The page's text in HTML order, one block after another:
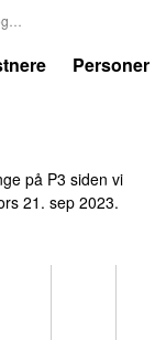
Personer
på P3 siden vi
21. sep 2023.